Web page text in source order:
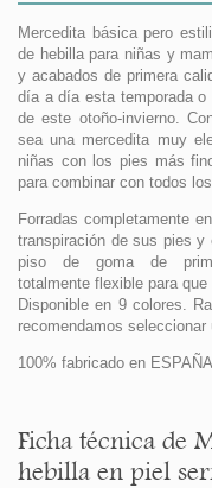
Mercedita básica pero
de hebilla para niñas y
y acabados de primera
día a día esta temporada
de este otoño-invierno.
sea una mercedita muy
niñas con los pies más
para combinar con todos
Forradas completamente
transpiración de sus pies
piso de goma de
totalmente flexible para
Disponible en 9 colores.
recomendamos
100% fabricado en
Ficha técnica de
hebilla en piel